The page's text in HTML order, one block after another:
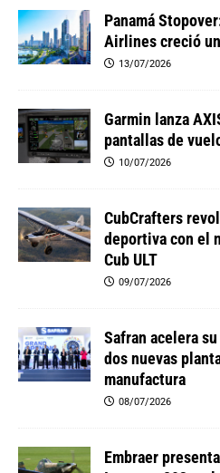
Panamá
Airlines creció
13/07/2026
Garmin lanza
pantallas de
10/07/2026
CubCrafters
deportiva con el
Cub ULT
09/07/2026
Safran acelera
dos nuevas
manufactura
08/07/2026
Embraer